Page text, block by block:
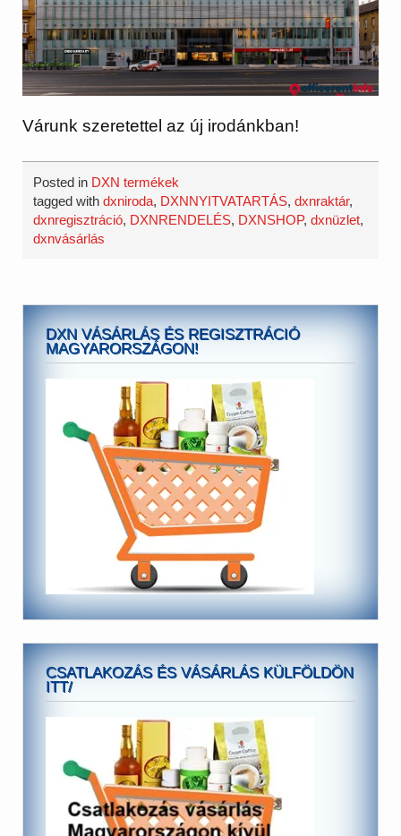
Várunk szeretettel az új irodánkban!
Posted in DXN termékek
tagged withdxniroda, DXNNYITVATARTÁS,dxnraktár,
dxnregisztráció, DXNRENDELÉS, DXNSHOP,dxnüzlet,
dxnvásárlás
DXN VÁSÁRLÁS ÉS REGISZTRÁCIÓ
MAGYARORSZÁGON!
CSATLAKOZÁS ÉS VÁSÁRLÁS KÜLFÖLDÖN
ITT/